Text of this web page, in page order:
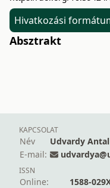
Hivatkozási
Absztrakt
KAPCSOLAT
Név
Udvardy Antal
E-mail:
ISSN
Online:
1588-